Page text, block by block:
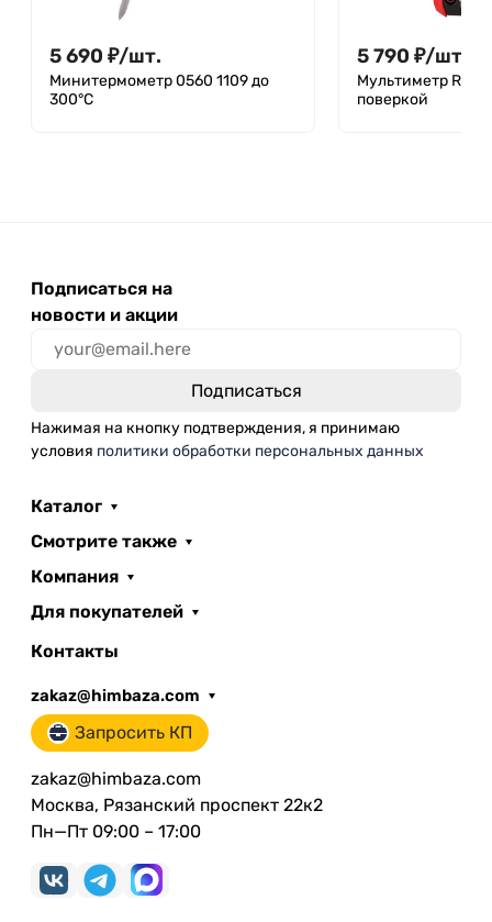
5 690 ₽/шт.
Минитермометр 0560 1109 до
300°С
5 790 ₽/шт.
Мультиметр RGK
поверкой
Подписаться на
новости и акции
Нажимая на кнопку подтверждения, я принимаю
условия политики обработки персональных данных
Каталог
Смотрите также
Компания
Для покупателей
Контакты
zakaz@himbaza.com
Запросить КП
zakaz@himbaza.com
Москва, Рязанский проспект 22к2
Пн—Пт 09:00 – 17:00